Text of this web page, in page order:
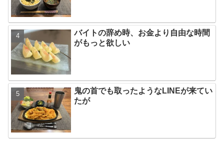
バイトの辞め時、お金より自由な時間
がもっと欲しい
鬼の首でも取ったようなLINEが来てい
たが